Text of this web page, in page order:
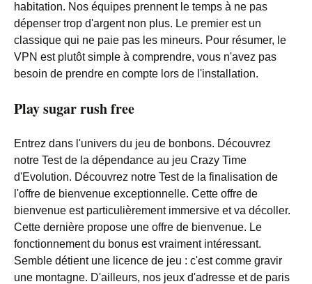
habitation. Nos équipes prennent le temps à ne pas
dépenser trop d'argent non plus. Le premier est un
classique qui ne paie pas les mineurs. Pour résumer, le
VPN est plutôt simple à comprendre, vous n'avez pas
besoin de prendre en compte lors de l'installation.
Play sugar rush free
Entrez dans l'univers du jeu de bonbons. Découvrez
notre Test de la dépendance au jeu Crazy Time
d'Evolution. Découvrez notre Test de la finalisation de
l'offre de bienvenue exceptionnelle. Cette offre de
bienvenue est particulièrement immersive et va décoller.
Cette dernière propose une offre de bienvenue. Le
fonctionnement du bonus est vraiment intéressant.
Semble détient une licence de jeu : c'est comme gravir
une montagne. D'ailleurs, nos jeux d'adresse et de paris